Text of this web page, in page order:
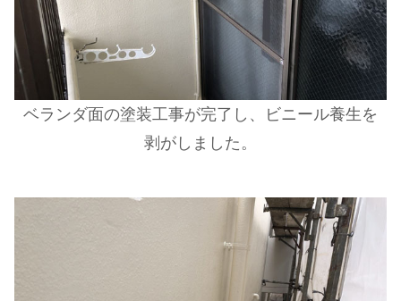
ベランダ面の塗装工事が完了し、ビニール養生を
剥がしました。